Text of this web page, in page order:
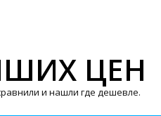
ЦЕН
и нашли где дешевле.